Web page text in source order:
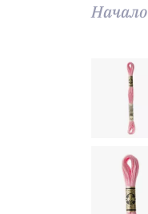
Начало